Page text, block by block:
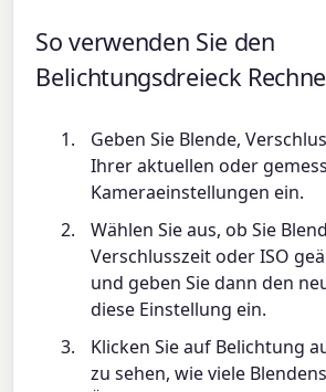
So verwenden Sie den
Belichtungsdreieck
Geben Sie Blende,
Ihrer aktuellen oder
Kameraeinstellungen ein.
Wählen Sie aus, ob Sie
Verschlusszeit oder ISO
und geben Sie dann den
diese Einstellung ein.
Klicken Sie auf Belichtung
zu sehen, wie viele